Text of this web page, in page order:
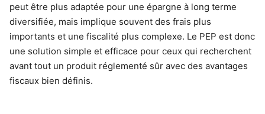
peut être plus adaptée pour une épargne à long terme
diversifiée, mais implique souvent des frais plus
importants et une fiscalité plus complexe. Le PEP est donc
une solution simple et efficace pour ceux qui recherchent
avant tout un produit réglementé sûr avec des avantages
fiscaux bien définis.